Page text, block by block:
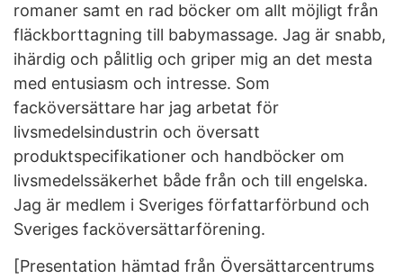
romaner samt en rad böcker om allt möjligt från
fläckborttagning till babymassage. Jag är snabb,
ihärdig och pålitlig och griper mig an det mesta
med entusiasm och intresse. Som
facköversättare har jag arbetat för
livsmedelsindustrin och översatt
produktspecifikationer och handböcker om
livsmedelssäkerhet både från och till engelska.
Jag är medlem i Sveriges författarförbund och
Sveriges facköversättarförening.
[Presentation hämtad från Översättarcentrums